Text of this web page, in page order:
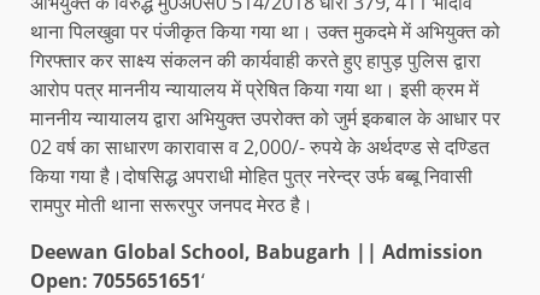
थाना पिलखुवा पर पंजीकृत किया गया था। उक्त मुकदमे में अभियुक्त को
गिरफ्तार कर साक्ष्य संकलन की कार्यवाही करते हुए हापुड़ पुलिस द्वारा
आरोप पत्र माननीय न्यायालय में प्रेषित किया गया था। इसी क्रम में
माननीय न्यायालय द्वारा अभियुक्त उपरोक्त को जुर्म इकबाल के आधार पर
02 वर्ष का साधारण कारावास व 2,000/- रुपये के अर्थदण्ड से दण्डित
किया गया है।दोषसिद्ध अपराधी मोहित पुत्र नरेन्द्र उर्फ बब्बू निवासी
रामपुर मोती थाना सरूरपुर जनपद मेरठ है।
Deewan Global School, Babugarh || Admission
Open: 7055651651‘